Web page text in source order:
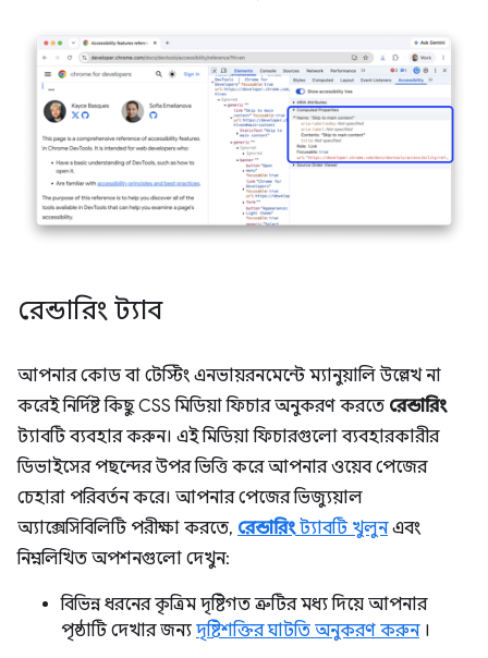
রেন্ডারিং ট্যাব
আপনার কোড বা টেস্টিং এনভায়রনমেন্টে ম্যানুয়ালি উল্লেখ না
করেই নির্দিষ্ট কিছু CSS মিডিয়া ফিচার অনুকরণ করতে রেন্ডারিং
ট্যাবটি ব্যবহার করুন। এই মিডিয়া ফিচারগুলো ব্যবহারকারীর
ডিভাইসের পছন্দের উপর ভিত্তি করে আপনার ওয়েব পেজের
চেহারা পরিবর্তন করে। আপনার পেজের ভিজ্যুয়াল
অ্যাক্সেসিবিলিটি পরীক্ষা করতে, রেন্ডারিংট্যাবটি খুলুনএবং
নিম্নলিখিত অপশনগুলো দেখুন:
বিভিন্ন ধরনের কৃত্রিম দৃষ্টিগত ত্রুটির মধ্য দিয়ে আপনার
পৃষ্ঠাটি দেখার জন্য দৃষ্টিশক্তির ঘাটতি অনুকরণ করুন।